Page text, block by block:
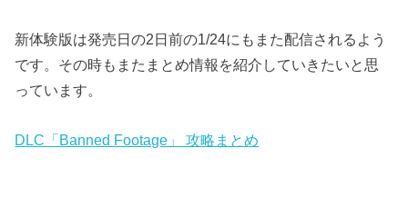
新体験版は発売日の2日前の1/24にもまた配信されるよう
です。その時もまたまとめ情報を紹介していきたいと思
っています。
DLC「Banned Footage」 攻略まとめ